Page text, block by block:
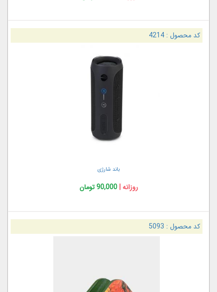
کد محصول :4214
باند شارژی
روزانه |90,000 تومان
کد محصول : 5093